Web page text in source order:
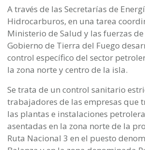
A través de las Secretarías de
Hidrocarburos, en una tarea
Ministerio de Salud y las fuerzas
Gobierno de Tierra del Fuego
control específico del sector
la zona norte y centro de la isla.
Se trata de un control sanitario
trabajadores de las empresas que
las plantas e instalaciones
asentadas en la zona norte de la
Ruta Nacional 3 en el puesto